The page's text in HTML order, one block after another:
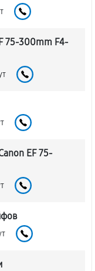
75-300mm F4-
EF 75-